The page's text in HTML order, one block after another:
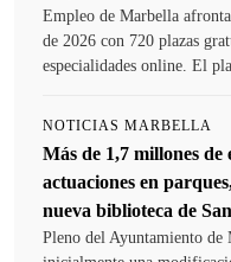
Empleo de Marbella
de 2026 con 720 plazas
especialidades online. El
NOTICIAS MARBELLA
Más de 1,7 millones de
actuaciones en
nueva biblioteca de
Pleno del Ayuntamiento de